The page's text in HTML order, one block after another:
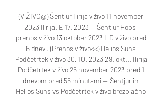
(V ŽIVO@) Šentjur Ilirija v živo 11 november
2023 Ilirija. E 17. 2023 — Šentjur Hopsi
prenos v živo 13 oktober 2023 HD v živo pred
6 dnevi. (Prenos v živo<<) Helios Suns
Podčetrtek v živo 30. 10. 2023 29. okt... Ilirija
Podčetrtek v živo 25 november 2023 pred 1
dnevom pred 55 minutami — Šentjur in
Helios Suns vs Podčetrtek v živo brezplačno